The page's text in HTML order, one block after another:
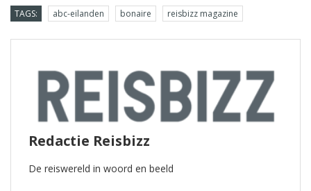
TAGS: abc-eilanden bonaire reisbizz magazine
Redactie Reisbizz
De reiswereld in woord en beeld